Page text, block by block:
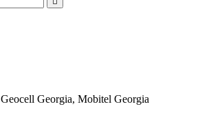
Geocell Georgia, Mobitel Georgia